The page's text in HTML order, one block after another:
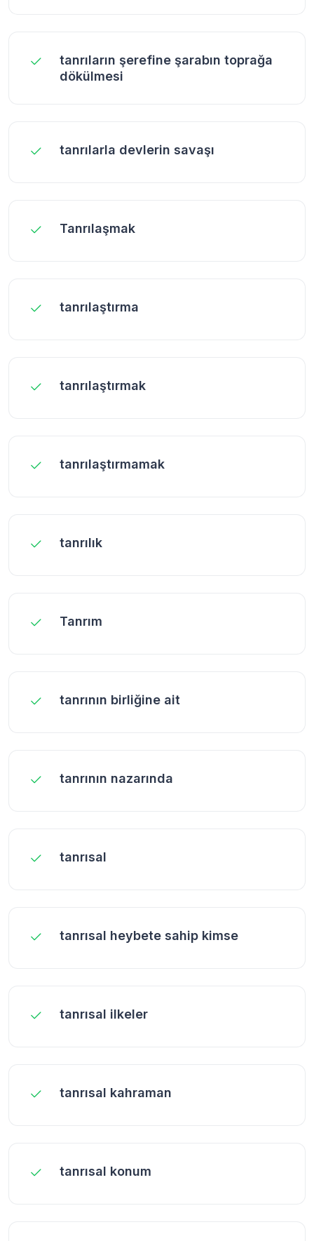
tanrıların şerefine şarabın toprağa
dökülmesi
tanrılarla devlerin savaşı
Tanrılaşmak
tanrılaştırma
tanrılaştırmak
tanrılaştırmamak
tanrılık
Tanrım
tanrının birliğine ait
tanrının nazarında
tanrısal
tanrısal heybete sahip kimse
tanrısal ilkeler
tanrısal kahraman
tanrısal konum